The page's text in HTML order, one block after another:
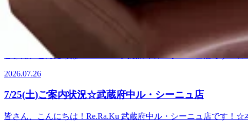
ください♪『Re.Ra.Ku 武蔵府中ル・シーニュ店』【住所】〒
【アクセス】京王線「府中駅」直結徒歩3分【お知らせ】電子マ
2026.07.27
7/26(日)ご案内状況☆武蔵府中ル・シーニュ店
皆さん、こんにちは！Re.Ra.Ku 武蔵府中ル・シーニュ店です！
休日】年中無休【アクセス】京王線「府中駅」直結徒歩3分【お
2026.07.26
7/25(土)ご案内状況☆武蔵府中ル・シーニュ店
皆さん、こんにちは！Re.Ra.Ku 武蔵府中ル・シーニュ店です！